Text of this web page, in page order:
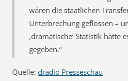
wären die staatlichen
Unterbrechung geflossen –
‚dramatische‘ Statistik hätte
gegeben.“
Quelle:dradio Presseschau